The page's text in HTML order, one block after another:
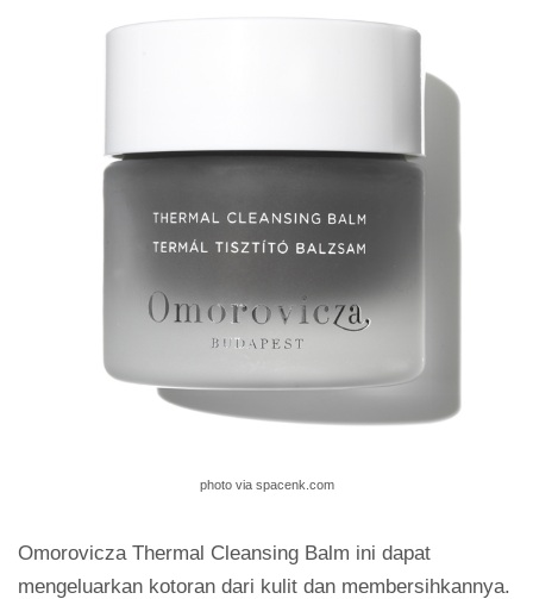
photo via spacenk.com
Omorovicza Thermal Cleansing Balm ini dapat
mengeluarkan kotoran dari kulit dan membersihkannya.